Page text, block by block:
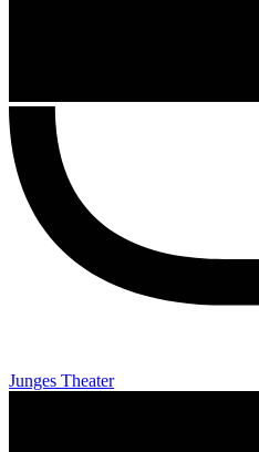
Junges Theater